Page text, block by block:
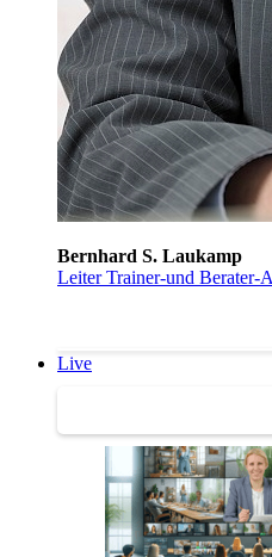
Bernhard S. Laukamp
Leiter Trainer-und Berater-
Live